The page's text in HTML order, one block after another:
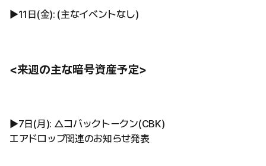
▶︎11日(金): (主なイベントなし)
<来週の主な暗号資産予定>
▶︎7日(月): △コバックトークン(CBK)
エアドロップ関連のお知らせ発表